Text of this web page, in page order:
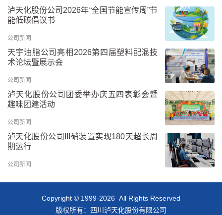
泸天化股份公司2026年“全国节能宣传周”节
能低碳倡议书
公司新闻
天宇油脂公司亮相2026第四届塑料配混技
术论坛暨展示会
公司新闻
泸天化股份公司团委举办庆五四表彰会暨
趣味团建活动
公司新闻
泸天化股份公司III硝装置实现180天超长周
期运行
公司新闻
Copyright © 1999-2026 All Rights Reserved
版权所有：四川泸天化股份有限公司